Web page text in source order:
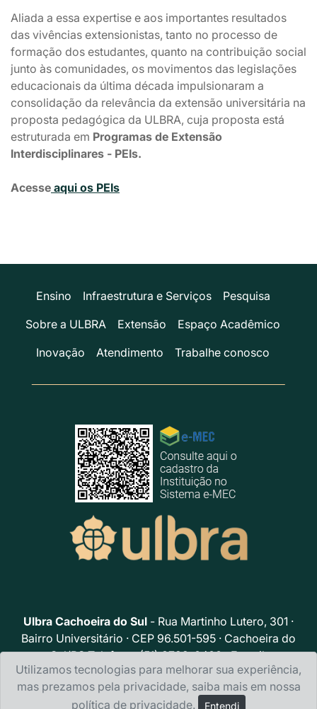
Aliada a essa expertise e aos importantes resultados
das vivências extensionistas, tanto no processo de
formação dos estudantes, quanto na contribuição social
junto às comunidades, os movimentos das legislações
educacionais da última década impulsionaram a
consolidação da relevância da extensão universitária na
proposta pedagógica da ULBRA, cuja proposta está
estruturada em Programas de Extensão
Interdisciplinares - PEIs.
Acesse aqui os PEIs
Ensino Infraestrutura e Serviços
Pesquisa
Sobre a ULBRA
Extensão
Espaço Acadêmico
Inovação
Atendimento Trabalhe conosco
Ulbra Cachoeira do Sul - Rua Martinho Lutero, 301 ·
Bairro Universitário · CEP 96.501-595 · Cachoeira do
Sul/RS Telefone: (51) 3722-0400 · E-mail:
ulbracachoeiradosul@ulbra.br
Política de privacidade
Utilizamos tecnologias para melhorar sua experiência,
mas prezamos pela privacidade, saiba mais em nossa
política de privacidade. Entendi